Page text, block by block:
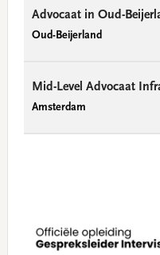
Advocaat in Oud-
Oud-Beijerland
Mid-Level Advocaat
Amsterdam